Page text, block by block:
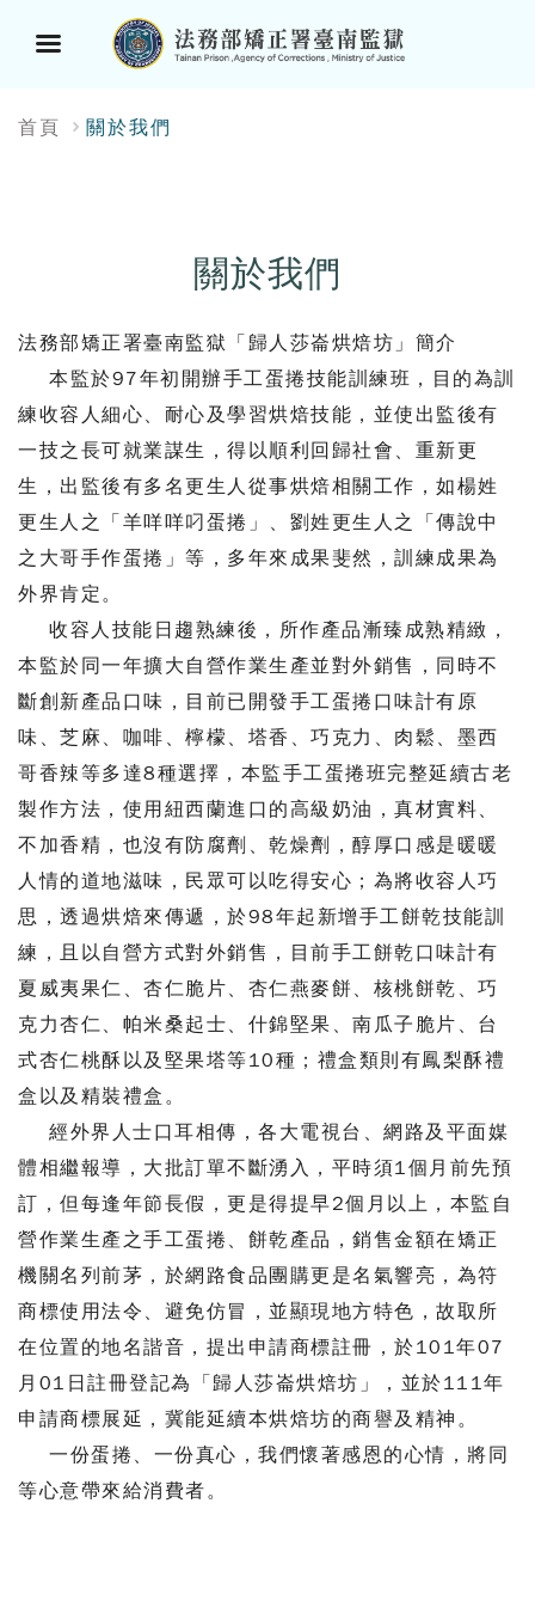
單
首頁 關於我們
關於我們
法務部矯正署臺南監獄「歸人莎崙烘焙坊」簡介
本監於97年初開辦手工蛋捲技能訓練班，目的為訓
練收容人細心、耐心及學習烘焙技能，並使出監後有
一技之長可就業謀生，得以順利回歸社會、重新更
生，出監後有多名更生人從事烘焙相關工作，如楊姓
更生人之「羊咩咩叼蛋捲」、劉姓更生人之「傳說中
之大哥手作蛋捲」等，多年來成果斐然，訓練成果為
外界肯定。
收容人技能日趨熟練後，所作產品漸臻成熟精緻，
本監於同一年擴大自營作業生產並對外銷售，同時不
斷創新產品口味，目前已開發手工蛋捲口味計有原
味、芝麻、咖啡、檸檬、塔香、巧克力、肉鬆、墨西
哥香辣等多達8種選擇，本監手工蛋捲班完整延續古老
製作方法，使用紐西蘭進口的高級奶油，真材實料、
不加香精，也沒有防腐劑、乾燥劑，醇厚口感是暖暖
人情的道地滋味，民眾可以吃得安心；為將收容人巧
思，透過烘焙來傳遞，於98年起新增手工餅乾技能訓
練，且以自營方式對外銷售，目前手工餅乾口味計有
夏威夷果仁、杏仁脆片、杏仁燕麥餅、核桃餅乾、巧
克力杏仁、帕米桑起士、什錦堅果、南瓜子脆片、台
式杏仁桃酥以及堅果塔等10種；禮盒類則有鳳梨酥禮
盒以及精裝禮盒。
經外界人士口耳相傳，各大電視台、網路及平面媒
體相繼報導，大批訂單不斷湧入，平時須1個月前先預
訂，但每逢年節長假，更是得提早2個月以上，本監自
營作業生產之手工蛋捲、餅乾產品，銷售金額在矯正
機關名列前茅，於網路食品團購更是名氣響亮，為符
商標使用法令、避免仿冒，並顯現地方特色，故取所
在位置的地名諧音，提出申請商標註冊，於101年07
月01日註冊登記為「歸人莎崙烘焙坊」，並於111年
申請商標展延，冀能延續本烘焙坊的商譽及精神。
一份蛋捲、一份真心，我們懷著感恩的心情，將同
等心意帶來給消費者。